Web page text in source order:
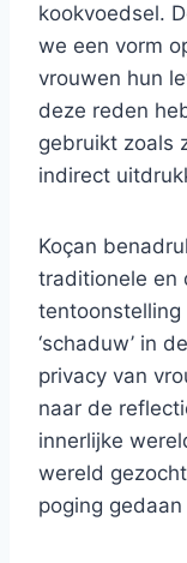
kookvoedsel.
we een vorm
vrouwen hun
deze reden
gebruikt zoals
indirect
Koçan
traditionele en
tentoonstelling
‘schaduw’ in
privacy van
naar de
innerlijke
wereld
poging